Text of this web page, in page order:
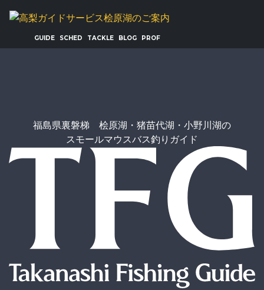
GUIDE SCHED TACKLE BLOG PROF
福島県裏磐梯 桧原湖・猪苗代湖・小野川湖の
スモールマウスバス釣りガイド